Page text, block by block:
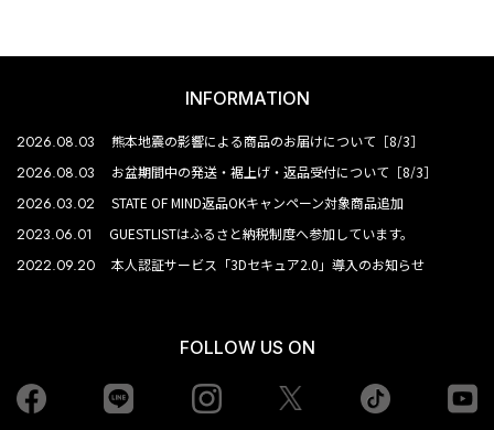
INFORMATION
2026.08.03 熊本地震の影響による商品のお届けについて［8/3］
2026.08.03 お盆期間中の発送・裾上げ・返品受付について［8/3］
2026.03.02 STATE OF MIND返品OKキャンペーン対象商品追加
2023.06.01 GUESTLISTはふるさと納税制度へ参加しています。
2022.09.20 本人認証サービス「3Dセキュア2.0」導入のお知らせ
FOLLOW US ON
Facebook Instagram tiktok